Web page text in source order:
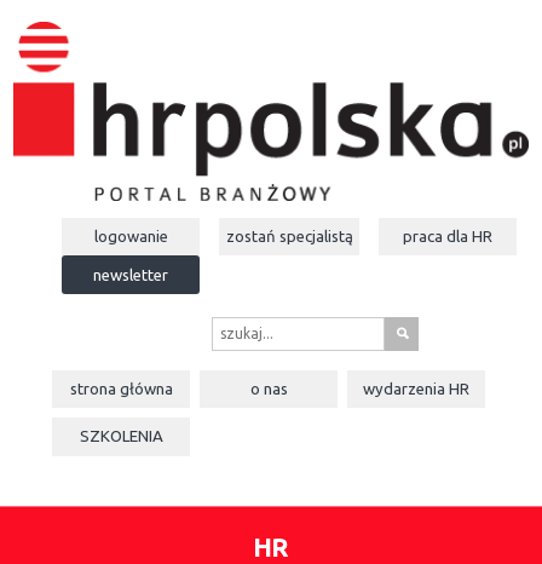
logowanie zostań specjalistą praca dla HR
newsletter
s
strona główna o nas wydarzeniaHR
SZKOLENIA
HR